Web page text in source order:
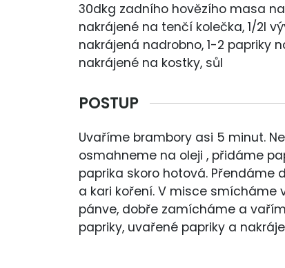
30dkg zadního hovězího masa
nakrájené na tenčí kolečka, 1/2l
nakrájená nadrobno, 1-2 papriky
nakrájené na kostky, sůl
POSTUP
Uvaříme brambory asi 5 minut.
osmahneme na oleji , přidáme
paprika skoro hotová. Přendáme
a kari koření. V misce smícháme
pánve, dobře zamícháme a
papriky, uvařené papriky a